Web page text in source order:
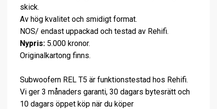
skick.
Av hög kvalitet och smidigt format.
NOS/ endast uppackad och testad av Rehifi.
Nypris: 5.000 kronor.
Originalkartong finns.
Subwoofern REL T5 är funktionstestad hos Rehifi.
Vi ger 3 månaders garanti, 30 dagars bytesrätt och
10 dagars öppet köp när du köper